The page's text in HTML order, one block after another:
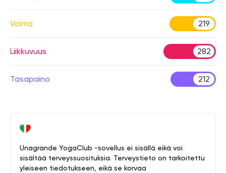
Voima 219
Liikkuvuus 282
Tasapaino 212
Unagrande YogaClub -sovellus ei sisällä eikä voi
sisältää terveyssuosituksia. Terveystieto on tarkoitettu
yleiseen tiedotukseen, eikä se korvaa